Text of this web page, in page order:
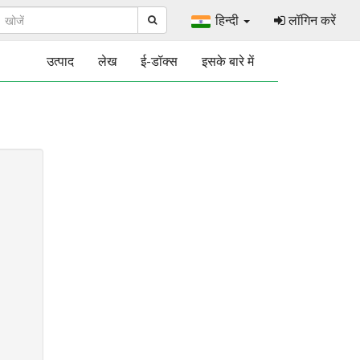
हिन्दी लॉगिन करें
उत्पाद लेख ई-डॉक्स इसके बारे में